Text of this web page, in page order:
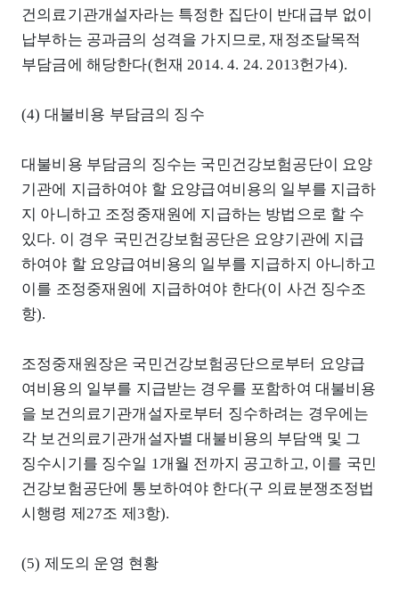
건의료기관개설자라는 특정한 집단이 반대급부 없이
납부하는 공과금의 성격을 가지므로, 재정조달목적
부담금에 해당한다(헌재 2014. 4. 24. 2013헌가4).
(4) 대불비용 부담금의 징수
대불비용 부담금의 징수는 국민건강보험공단이 요양
기관에 지급하여야 할 요양급여비용의 일부를 지급하
지 아니하고 조정중재원에 지급하는 방법으로 할 수
있다. 이 경우 국민건강보험공단은 요양기관에 지급
하여야 할 요양급여비용의 일부를 지급하지 아니하고
이를 조정중재원에 지급하여야 한다(이 사건 징수조
항).
조정중재원장은 국민건강보험공단으로부터 요양급
여비용의 일부를 지급받는 경우를 포함하여 대불비용
을 보건의료기관개설자로부터 징수하려는 경우에는
각 보건의료기관개설자별 대불비용의 부담액 및 그
징수시기를 징수일 1개월 전까지 공고하고, 이를 국민
건강보험공단에 통보하여야 한다(구 의료분쟁조정법
시행령 제27조 제3항).
(5) 제도의 운영 현황